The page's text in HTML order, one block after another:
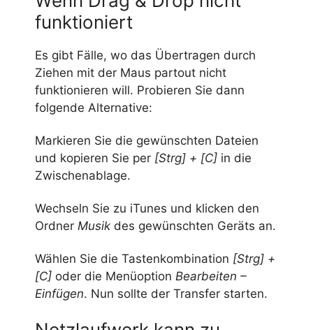
funktioniert
Es gibt Fälle, wo das Übertragen durch
Ziehen mit der Maus partout nicht
funktionieren will. Probieren Sie dann
folgende Alternative:
Markieren Sie die gewünschten Dateien
und kopieren Sie per [Strg] + [C] in die
Zwischenablage.
Wechseln Sie zu iTunes und klicken den
Ordner Musik des gewünschten Geräts an.
Wählen Sie die Tastenkombination [Strg] +
[C] oder die Menüoption Bearbeiten –
Einfügen. Nun sollte der Transfer starten.